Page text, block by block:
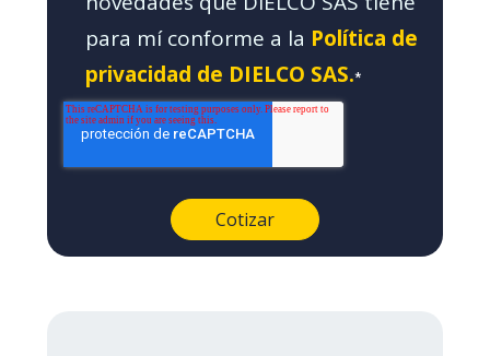
para mí conforme a la Política de
privacidad de DIELCO SAS.*